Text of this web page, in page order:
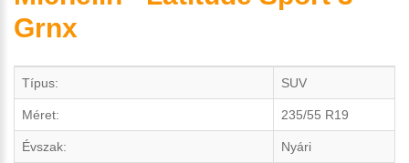
Grnx
Típus: SUV
Méret: 235/55 R19
Évszak: Nyári